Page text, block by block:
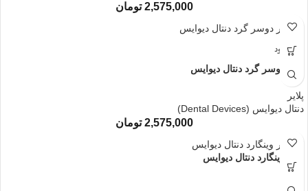
2,575,000 تومان
ناموجود
پلایر دوسر گرد دنتال دیوایس
پلایر
دنتال دیوایس (Dental Devices)
2,575,000 تومان
پلایر وینگارد دنتال دیوایس
پلایر